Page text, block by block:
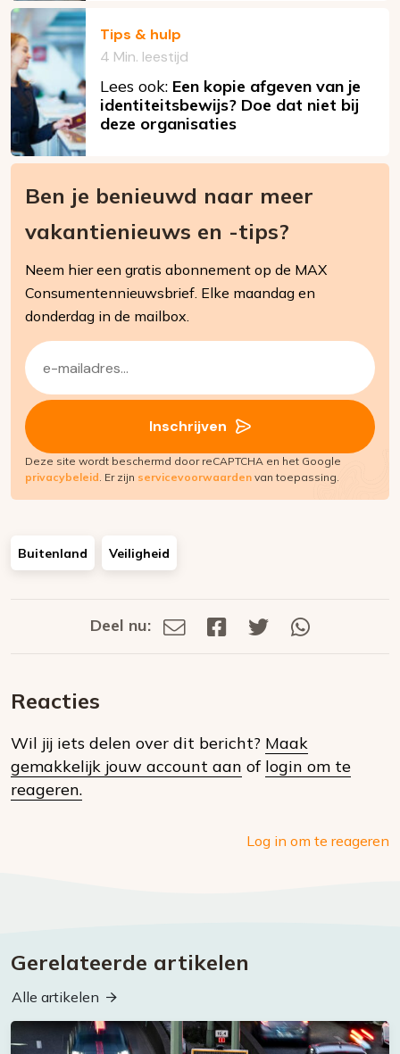
Tips & hulp
4 Min. leestijd
Lees ook: Een kopie afgeven van je
identiteitsbewijs? Doe dat niet bij
deze organisaties
Ben je benieuwd naar meer
vakantienieuws en -tips?
Neem hier een gratis abonnement op de MAX
Consumentennieuwsbrief. Elke maandag en
donderdag in de mailbox.
E-
mailadres
(Vereist)
Inschrijven
Deze site wordt beschermd door reCAPTCHA en het Google
privacybeleid. Er zijn servicevoorwaarden van toepassing.
Buitenland Veiligheid
Deel
social
Deel nu:
Deel
Deel
Deel
Reacties
Wil jij iets delen over dit bericht? Maak
gemakkelijk jouw account aan of login om te
reageren.
Log in om te reageren
Gerelateerde artikelen
Alle artikelen